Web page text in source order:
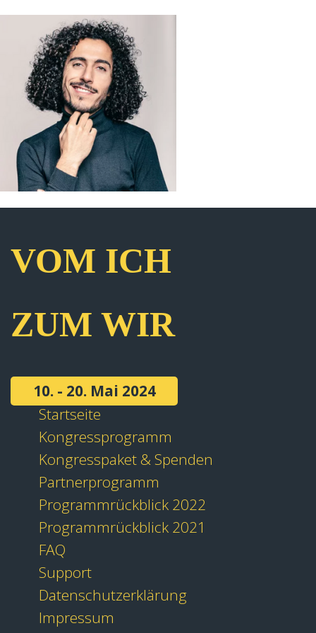
VOM ICH
ZUM WIR
10. - 20. Mai 2024
Startseite
Kongressprogramm
Kongresspaket & Spenden
Partnerprogramm
Programmrückblick 2022
Programmrückblick 2021
FAQ
Support
Datenschutzerklärung
Impressum